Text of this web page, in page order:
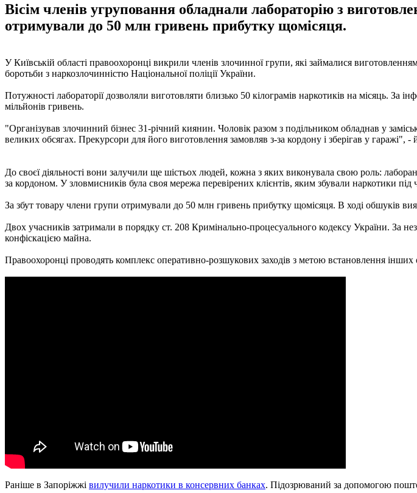
Вісім членів угруповання обладнали лабораторію з
отримували до 50 млн гривень прибутку щомісяця.
У Київській області правоохоронці викрили членів злочинної групи, які займалися
боротьби з наркозлочинністю Національної поліції України.
Потужності лабораторії дозволяли виготовляти близько 50 кілограмів наркотиків на місяць. За
мільйонів гривень.
"Організував злочинний бізнес 31-річний киянин. Чоловік разом з подільником обладнав у
великих обсягах. Прекурсори для його виготовлення замовляв з-за кордону і зберігав у гаражі", -
До своєї діяльності вони залучили ще шістьох людей, кожна з яких виконувала свою роль:
за кордоном. У зловмисників була своя мережа перевірених клієнтів, яким збували наркотики під
За збут товару члени групи отримували до 50 млн гривень прибутку щомісяця. В ході обшуків
Двох учасників затримали в порядку ст. 208 Кримінально-процесуального кодексу України. За
конфіскацією майна.
Правоохоронці проводять комплекс оперативно-розшукових заходів з метою встановлення інших
Раніше в Запоріжжі вилучили наркотики в консервних банках. Підозрюваний за допомогою